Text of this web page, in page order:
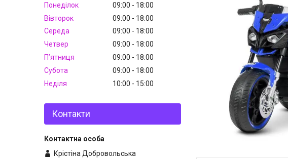
Понеділок 09:00
18:00
Вівторок
09:00
18:00
Середа
09:00
18:00
Четвер
09:00
18:00
Пʼятниця
09:00
18:00
Субота
09:00
18:00
Неділя
10:00 15:00
Контакти
Крістіна Добровольська